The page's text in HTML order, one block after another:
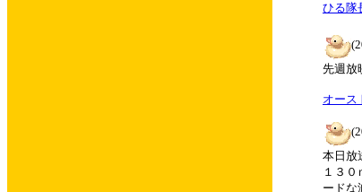
ひる隊
先週放
オース
本日放
１３
ードな